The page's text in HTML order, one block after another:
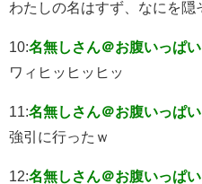
わたしの名はすず、なにを隠
10:名無しさん＠お腹いっぱい
ワィヒッヒッヒッ
11:名無しさん＠お腹いっぱい
強引に行ったｗ
12:名無しさん＠お腹いっぱい